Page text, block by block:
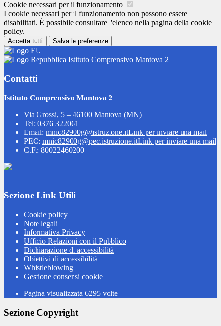
Cookie necessari per il funzionamento
I cookie necessari per il funzionamento non possono essere
disabilitati. È possibile consultare l'elenco nella pagina della cookie
policy.
Accetta tutti Salva le preferenze
Istituto Comprensivo Mantova 2
Contatti
Istituto Comprensivo Mantova 2
Via Grossi, 5 – 46100 Mantova (MN)
Tel: 0376 322061
Email: mnic82900g@istruzione.itLink per inviare una mail
PEC: mnic82900g@pec.istruzione.itLink per inviare una mail
C.F.: 80022460200
Sezione Link Utili
Cookie policy
Note legali
Informativa Privacy
Ufficio Relazioni con il Pubblico
Dichiarazione di accessibilità
Obiettivi di accessibilità
Whistleblowing
Gestione consensi cookie
Pagina visualizzata 6295 volte
Sezione Copyright